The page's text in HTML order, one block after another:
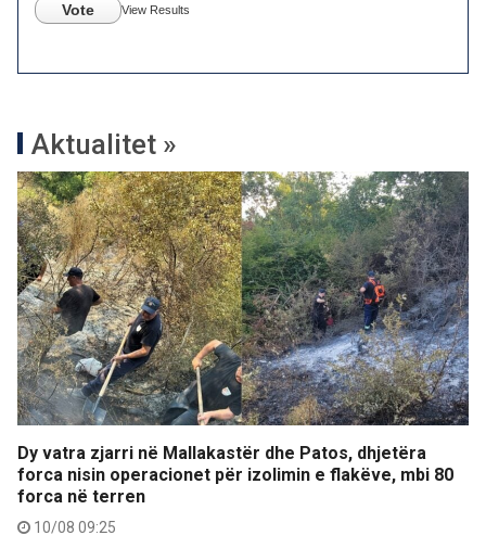
Vote View Results
Aktualitet »
Dy vatra zjarri në Mallakastër dhe Patos, dhjetëra
forca nisin operacionet për izolimin e flakëve, mbi 80
forca në terren
10/08 09:25